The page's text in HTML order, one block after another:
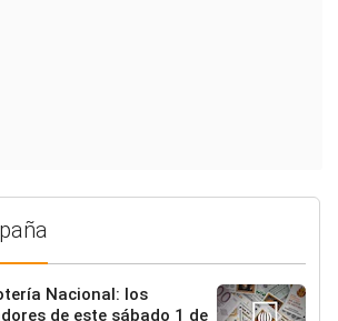
Nacional: los
de este sábado 1 de